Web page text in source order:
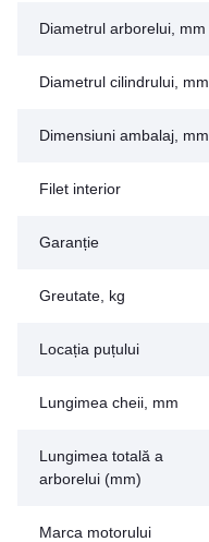
Diametrul arborelui, mm
Diametrul cilindrului, mm
Dimensiuni ambalaj, mm
Filet interior
Garanție
Greutate, kg
Locația puțului
Lungimea cheii, mm
Lungimea totală a
arborelui (mm)
Marca motorului